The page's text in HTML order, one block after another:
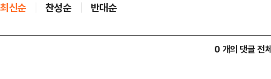
최신순 찬성순 반대순
0 개의 댓글 전